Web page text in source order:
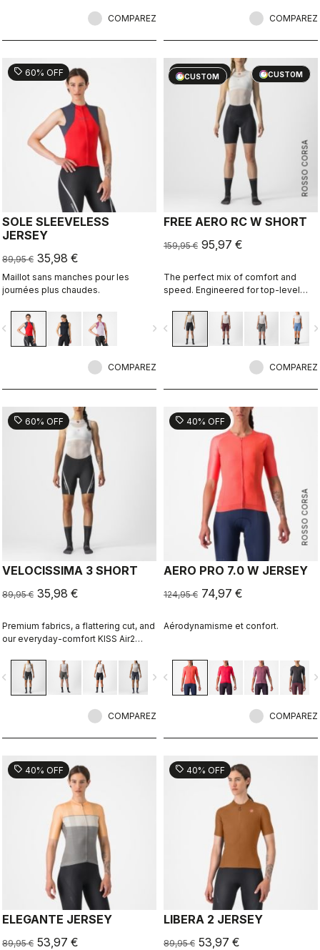
COMPAREZ COMPAREZ
sell 60% OFF
SOLE SLEEVELESS
JERSEY
89,95 € 35,98 €
Maillot sans manches pour les
journées plus chaudes.
navigate_next
COMPAREZ
ROSSO CORSA
CUSTOM
sell40% OFF
CUSTOM
FREE AERO RC W SHORT
159,95 € 95,97 €
The perfect mix of comfort and
speed. Engineered for top-level
supremely comfortable for every
ride and rider.
navigate_before
COMPAREZ
sell 60% OFF
VELOCISSIMA 3 SHORT
89,95 € 35,98 €
Premium fabrics, a flattering cut, and
our everyday-comfort KISS Air2
for everything but the longest rides.
navigate_next
COMPAREZ
ROSSO CORSA
sell 40% OFF
AERO PRO 7.0 W JERSEY
124,95 € 74,97 €
Aérodynamisme et confort.
navigate_before
COMPAREZ
sell 40% OFF
ELEGANTE JERSEY
89,95 € 53,97 €
sell 40% OFF
LIBERA 2 JERSEY
89,95 € 53,97 €